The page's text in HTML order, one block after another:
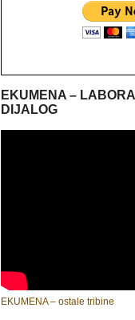
EKUMENA –
DIJALOG
EKUMENA – ostale tribine